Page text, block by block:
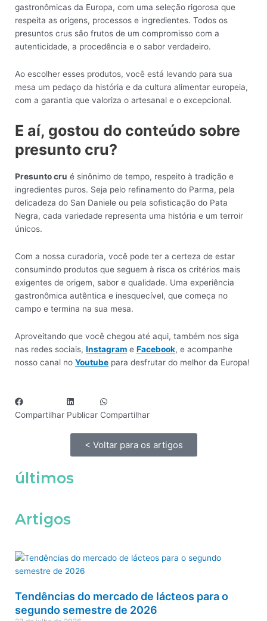
gastronômicas da Europa, com uma seleção rigorosa que
respeita as origens, processos e ingredientes. Todos os
presuntos crus são frutos de um compromisso com a
autenticidade, a procedência e o sabor verdadeiro.
Ao escolher esses produtos, você está levando para sua
mesa um pedaço da história e da cultura alimentar europeia,
com a garantia que valoriza o artesanal e o excepcional.
E aí, gostou do conteúdo sobre
presunto cru?
Presunto cru é sinônimo de tempo, respeito à tradição e
ingredientes puros. Seja pelo refinamento do Parma, pela
delicadeza do San Daniele ou pela sofisticação do Pata
Negra, cada variedade representa uma história e um terroir
únicos.
Com a nossa curadoria, você pode ter a certeza de estar
consumindo produtos que seguem à risca os critérios mais
exigentes de origem, sabor e qualidade. Uma experiência
gastronômica autêntica e inesquecível, que começa no
campo e termina na sua mesa.
Aproveitando que você chegou até aqui, também nos siga
nas redes sociais, Instagram e Facebook, e acompanhe
nosso canal no Youtube para desfrutar do melhor da Europa!
Compartilhar Publicar Compartilhar
< Voltar para os artigos
últimos
Artigos
Tendências do mercado de lácteos para o
segundo semestre de 2026